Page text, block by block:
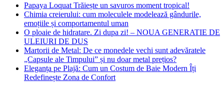
Papaya Loquat Trăiește un savuros moment tropical!
Chimia creierului: cum moleculele modelează gândurile,
emoțiile și comportamentul uman
O ploaie de hidratare. Zi dupa zi! – NOUA GENERATIE DE
ULEIURI DE DUS
Martorii de Metal: De ce monedele vechi sunt adevăratele
„Capsule ale Timpului” și nu doar metal prețios?
Eleganța pe Plajă: Cum un Costum de Baie Modern Îți
Redefinește Zona de Confort